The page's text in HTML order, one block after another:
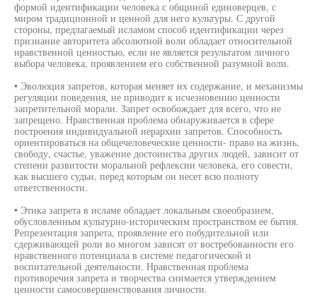
формой идентификации человека с общиной единоверцев, с
миром традиционной и ценной для него культуры. С другой
стороны, предлагаемый исламом способ идентификации через
признание авторитета абсолютной воли обладает относительной
нравственной ценностью, если не является результатом личного
выбора человека, проявлением его собственной разумной воли.
• Эволюция запретов, которая меняет их содержание, и механизмы
регуляции поведения, не приводит к исчезновению ценности
запретительной морали. Запрет освобождает для всего, что не
запрещено. Нравственная проблема обнаруживается в сфере
построения индивидуальной иерархии запретов. Способность
ориентироваться на общечеловеческие ценности- право на жизнь,
свободу, счастье, уважение достоинства других людей, зависит от
степени развитости моральной рефлексии человека, его совести,
как высшего судьи, перед которым он несет всю полноту
ответственности.
• Этика запрета в исламе обладает локальным своеобразием,
обусловленным культурно-историческим пространством ее бытия.
Репрезентация запрета, проявление его побудительной или
сдерживающей роли во многом зависят от востребованности его
нравственного потенциала в системе педагогической и
воспитательной деятельности. Нравственная проблема
противоречия запрета и творчества снимается утверждением
ценности самосовершенствования личности.